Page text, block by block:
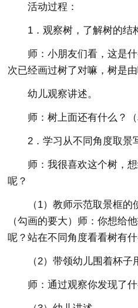
活动过程：
1．观察树，了解树的结
师：小朋友们看，这是
次已经画过树了对嘛，树是
幼儿观察讲述。
师：树上面还有什么？
2．学习从不同角度取景
师：我很喜欢这个树，
呢？
（1）教师示范取景框的
（勾画的要大）师：你想给
呢？站在不同角度看看树有什
（2）带领幼儿围着杯子
师：通过观察你发现了什